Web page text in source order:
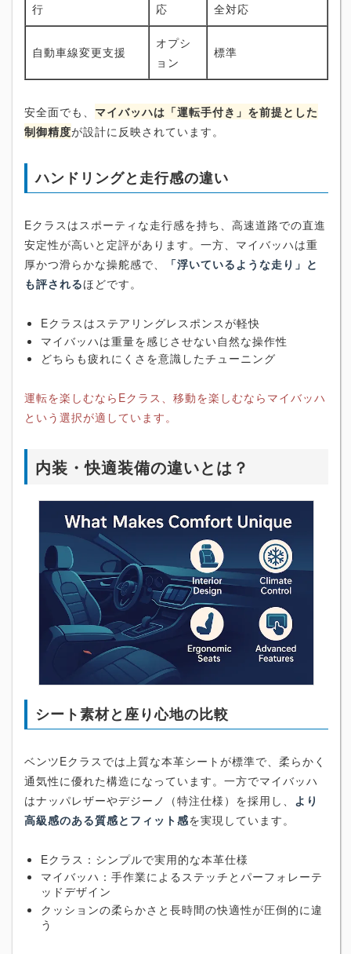
行
応
全対応
自動車線変更支援
オプシ
ョン
標準
安全面でも、 マイバッハは「運転手付き」を前提とした
制御精度が設計に反映されています。
ハンドリングと走行感の違い
Eクラスはスポーティな走行感を持ち、高速道路での直進
安定性が高いと定評があります。一方、マイバッハは重
厚かつ滑らかな操舵感で、
「浮いているような走り」と
も評されるほどです。
Eクラスはステアリングレスポンスが軽快
マイバッハは重量を感じさせない自然な操作性
どちらも疲れにくさを意識したチューニング
運転を楽しむならEクラス、移動を楽しむならマイバッハ
という選択が適しています。
内装・快適装備の違いとは？
シート素材と座り心地の比較
ベンツEクラスでは上質な本革シートが標準で、柔らかく
通気性に優れた構造になっています。一方でマイバッハ
はナッパレザーやデジーノ（特注仕様）を採用し、 より
高級感のある質感とフィット感を実現しています。
Eクラス：シンプルで実用的な本革仕様
マイバッハ：手作業によるステッチとパーフォレーテ
ッドデザイン
クッションの柔らかさと長時間の快適性が圧倒的に違
う